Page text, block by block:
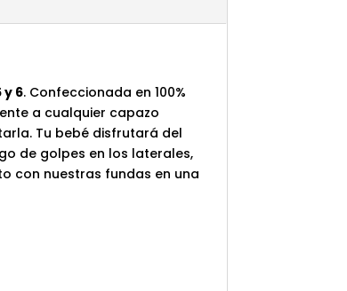
y 6. Confeccionada en 100%
a cualquier capazo
Tu bebé disfrutará del
de golpes en los laterales,
con nuestras fundas en una